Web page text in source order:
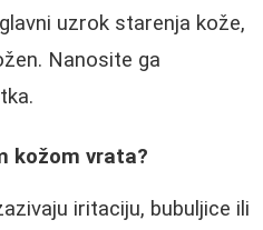
uzrok starenja kože,
Nanosite ga
kožom vrata?
iritaciju, bubuljice ili